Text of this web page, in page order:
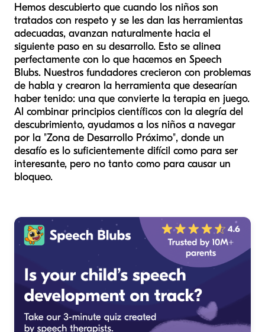
Hemos descubierto que cuando los niños son
tratados con respeto y se les dan las herramientas
adecuadas, avanzan naturalmente hacia el
siguiente paso en su desarrollo. Esto se alinea
perfectamente con lo que hacemos en Speech
Blubs. Nuestros fundadores crecieron con problemas
de habla y crearon la herramienta que desearían
haber tenido: una que convierte la terapia en juego.
Al combinar principios científicos con la alegría del
descubrimiento, ayudamos a los niños a navegar
por la "Zona de Desarrollo Próximo", donde un
desafío es lo suficientemente difícil como para ser
interesante, pero no tanto como para causar un
bloqueo.